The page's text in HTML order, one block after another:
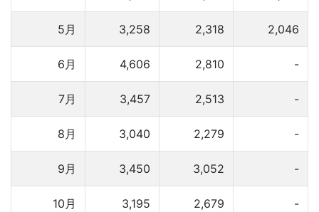
5月 3,258 2,318 2,046
6月 4,606 2,810 -
7月 3,457 2,513 -
8月 3,040 2,279 -
9月 3,450 3,052 -
10月 3,195 2,679 -